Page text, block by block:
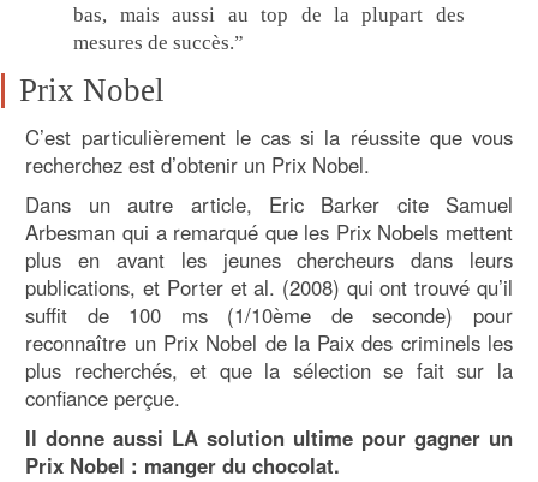
bas, mais aussi au top de la plupart des
mesures de succès.”
Prix Nobel
C’est particulièrement le cas si la réussite que vous
recherchez est d’obtenir un Prix Nobel.
Dans un autre article, Eric Barker cite Samuel
Arbesman qui a remarqué que les Prix Nobels mettent
plus en avant les jeunes chercheurs dans leurs
publications, et Porter et al. (2008) qui ont trouvé qu’il
suffit de 100 ms (1/10ème de seconde) pour
reconnaître un Prix Nobel de la Paix des criminels les
plus recherchés, et que la sélection se fait sur la
confiance perçue.
Il donne aussi LA solution ultime pour gagner un
Prix Nobel : manger du chocolat.